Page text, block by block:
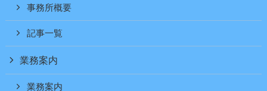
事務所概要
記事一覧
業務案内
業務案内